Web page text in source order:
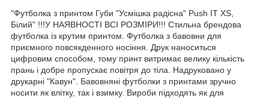
"Футболка з принтом Губи "Усмішка радісна" Push IT XS,
Білий" !!!У НАЯВНОСТІ ВСІ РОЗМІРИ!!! Стильна брендова
футболка із крутим принтом. Футболка з бавовни для
приємного повсякденного носіння. Друк наноситься
цифровим способом, тому принт витримає велику кількість
прань і добре пропускає повітря до тіла. Надруковано у
друкарні "Кавун". Бавовняні футболки з принтами зручно
носити як влітку, так і взимку. Вироби підходять як для